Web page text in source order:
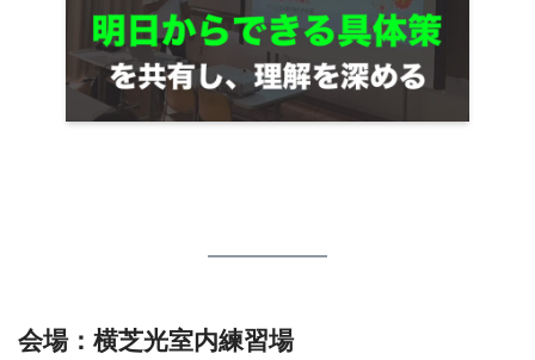
会場：横芝光室内練習場